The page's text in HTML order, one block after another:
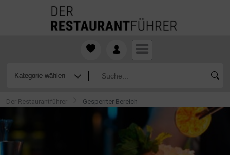
Der Restaurantführer Gesperrter Bereich